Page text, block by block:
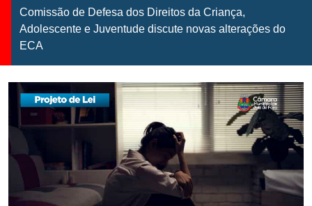
Comissão de Defesa dos Direitos da Criança,
Adolescente e Juventude discute novas alterações do
ECA